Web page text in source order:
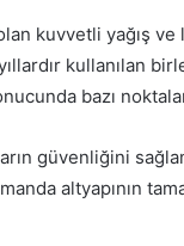
kuvvetli yağış
kullanılan
bazı
güvenliğini
altyapının